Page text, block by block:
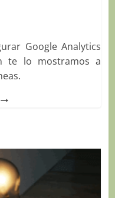
Google Analytics
te lo mostramos a
UN